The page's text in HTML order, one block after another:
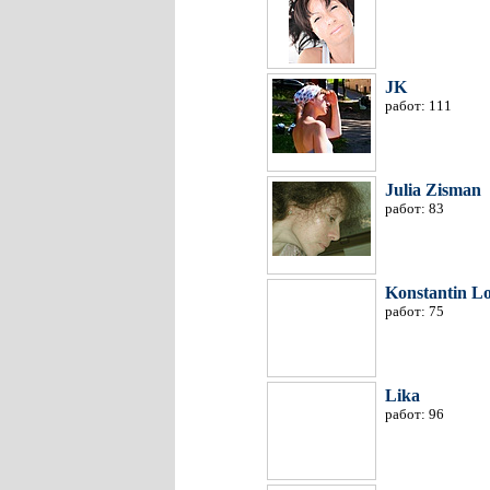
JK
работ: 111
Julia Zisman
работ: 83
Konstantin
работ: 75
Lika
работ: 96